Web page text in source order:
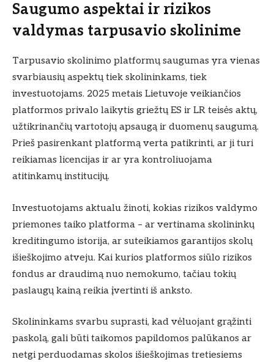
Saugumo aspektai ir rizikos
valdymas tarpusavio skolinime
Tarpusavio skolinimo platformų saugumas yra vienas
svarbiausių aspektų tiek skolininkams, tiek
investuotojams. 2025 metais Lietuvoje veikiančios
platformos privalo laikytis griežtų ES ir LR teisės aktų,
užtikrinančių vartotojų apsaugą ir duomenų saugumą.
Prieš pasirenkant platformą verta patikrinti, ar ji turi
reikiamas licencijas ir ar yra kontroliuojama
atitinkamų institucijų.
Investuotojams aktualu žinoti, kokias rizikos valdymo
priemones taiko platforma – ar vertinama skolininkų
kreditingumo istorija, ar suteikiamos garantijos skolų
išieškojimo atveju. Kai kurios platformos siūlo rizikos
fondus ar draudimą nuo nemokumo, tačiau tokių
paslaugų kainą reikia įvertinti iš anksto.
Skolininkams svarbu suprasti, kad vėluojant grąžinti
paskolą, gali būti taikomos papildomos palūkanos ar
netgi perduodamas skolos išieškojimas tretiesiems